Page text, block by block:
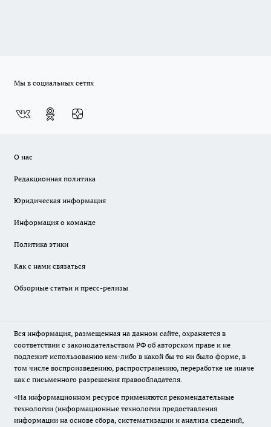
Мы в социальных сетях
О нас
Редакционная политика
Юридическая информация
Информация о команде
Политика этики
Как с нами связаться
Обзорные статьи и пресс-релизы
Вся информация, размещенная на данном сайте, охраняется в
соответствии с законодательством РФ об авторском праве и не
подлежит использованию кем-либо в какой бы то ни было форме, в
том числе воспроизведению, распространению, переработке не иначе
как с письменного разрешения правообладателя.
«На информационном ресурсе применяются рекомендательные
технологии (информационные технологии предоставления
информации на основе сбора, систематизации и анализа сведений,